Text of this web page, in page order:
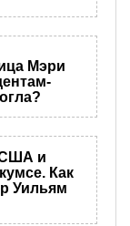
Мэри
США и
Как
Уильям